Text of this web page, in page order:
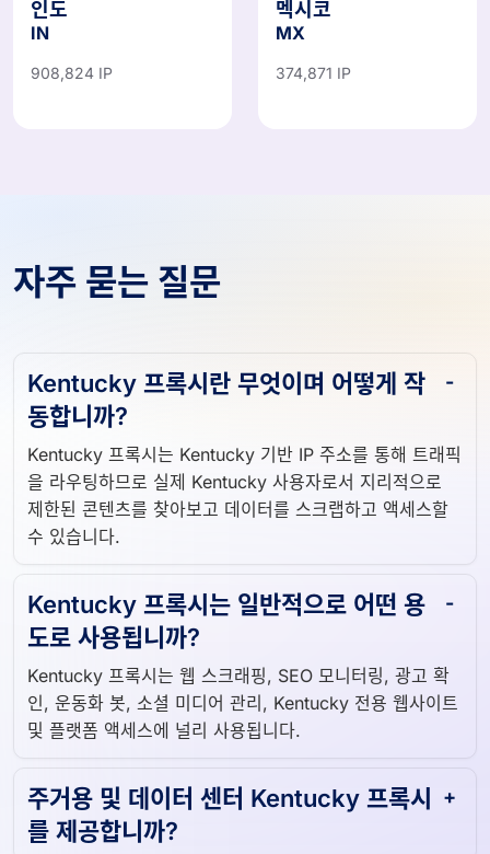
인도
IN
908,824 IP
멕시코
MX
374,871 IP
자주 묻는 질문
Kentucky 프록시란 무엇이며 어떻게 작
동합니까?
Kentucky 프록시는 Kentucky 기반 IP 주소를 통해 트래픽
을 라우팅하므로 실제 Kentucky 사용자로서 지리적으로
제한된 콘텐츠를 찾아보고 데이터를 스크랩하고 액세스할
수 있습니다.
Kentucky 프록시는 일반적으로 어떤 용
도로 사용됩니까?
Kentucky 프록시는 웹 스크래핑, SEO 모니터링, 광고 확
인, 운동화 봇, 소셜 미디어 관리, Kentucky 전용 웹사이트
및 플랫폼 액세스에 널리 사용됩니다.
주거용 및 데이터 센터 Kentucky 프록시
를 제공합니까?